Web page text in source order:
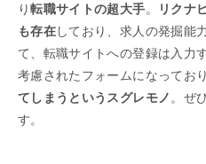
り転職サイトの超大手。
リクナ
も存在しており、求人の発掘能
て、転職サイトへの登録は入力
考慮されたフォームになっており
てしまうというスグレモノ 。ぜ
す。